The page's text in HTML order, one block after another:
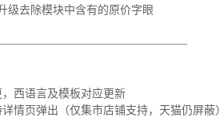
级去除模块中含有的原价字眼
西语言及模板对应更新
情页弹出（仅集市店铺支持，天猫仍屏蔽